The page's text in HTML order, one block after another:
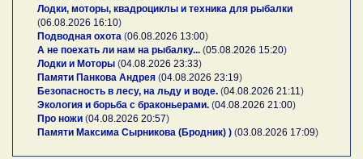
Лодки, моторы, квадроциклы и техника для рыбалки
(06.08.2026 16:10)
Подводная охота (06.08.2026 13:00)
А не поехать ли нам на рыбалку... (05.08.2026 15:20)
Лодки и Моторы (04.08.2026 23:33)
Памяти Панкова Андрея (04.08.2026 23:19)
Безопасность в лесу, на льду и воде. (04.08.2026 21:11)
Экология и борьба с браконьерами. (04.08.2026 21:00)
Про ножи (04.08.2026 20:57)
Памяти Максима Сырникова (Бродник) ) (03.08.2026 17:09)